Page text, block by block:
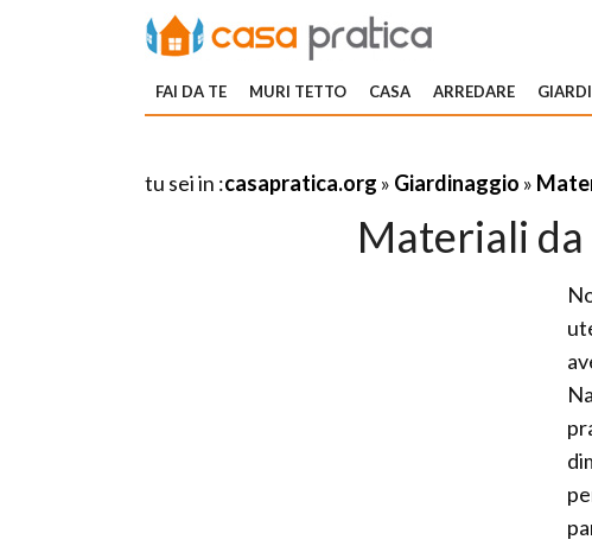
FAI DA TE MURI TETTO CASA ARREDARE
tu sei in :casapratica.org » Giardinaggio »
Materiali